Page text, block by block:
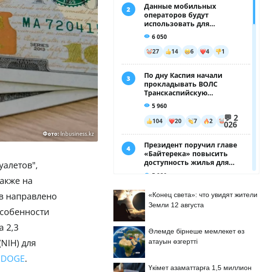
Фото: Inbusiness.kz
на
направлено
2,3
для
DOGE.
«Конец света»: что увидят жители
Земли 12 августа
Әлемде бірнеше мемлекет өз
атауын өзгертті
Үкімет азаматтарға 1,5 миллион